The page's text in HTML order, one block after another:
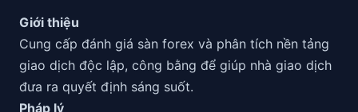
Giới thiệu
Cung cấp đánh giá sàn forex và phân tích nền tảng
giao dịch độc lập, công bằng để giúp nhà giao dịch
đưa ra quyết định sáng suốt.
Pháp lý